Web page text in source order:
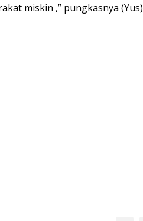
miskin ,” pungkasnya (Yus)